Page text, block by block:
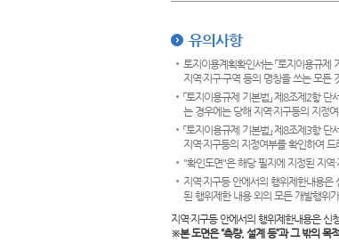
유의사항
토지이용계획확인서는 「토지이용규
지역·지구·구역 등의 명칭을 쓰는 모
「토지이용규제 기본법」 제8조제2항
는 경우에는 당해 지역·지구등의 지정
「토지이용규제 기본법」 제8조제3항
지역·지구등의 지정여부를 확인하여 드
"확인도면"은 해당 필지에 지정된 지역
지역·지구등 안에서의 행위제한내용
된 행위제한 내용 외의 모든 개발행위
지역·지구등 안에서의 행위제한내용은
※본 도면은“측량, 설계 등”과 그 밖의 목